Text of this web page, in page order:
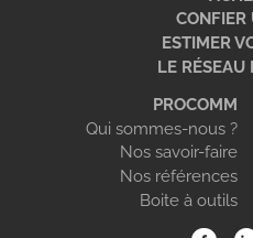
CONFIER
ESTIMER
LE RÉSEAU
PROCOMM
Qui sommes-nous ?
Nos savoir-faire
Nos références
Boite à outils